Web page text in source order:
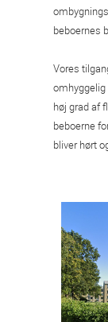
beboernes
Vores
høj grad af
beboerne
bliver hørt